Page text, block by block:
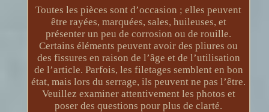
Toutes les pièces sont d’occasion ; elles peuvent
être rayées, marquées, sales, huileuses, et
présenter un peu de corrosion ou de rouille.
Certains éléments peuvent avoir des pliures ou
des fissures en raison de l’âge et de l’utilisation
de l’article. Parfois, les filetages semblent en bon
état, mais lors du serrage, ils peuvent ne pas l’être.
Veuillez examiner attentivement les photos et
poser des questions pour plus de clarté.